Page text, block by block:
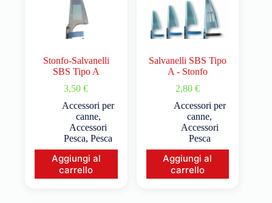
Stonfo-Salvanelli
SBS Tipo A
3,50€
Accessori per
canne,
Accessori
Pesca,Pesca
Aggiungi al
carrello
Salvanelli SBS Tipo
A - Stonfo
2,80 €
Accessori per
canne,
Accessori
Pesca
Aggiungi al
carrello